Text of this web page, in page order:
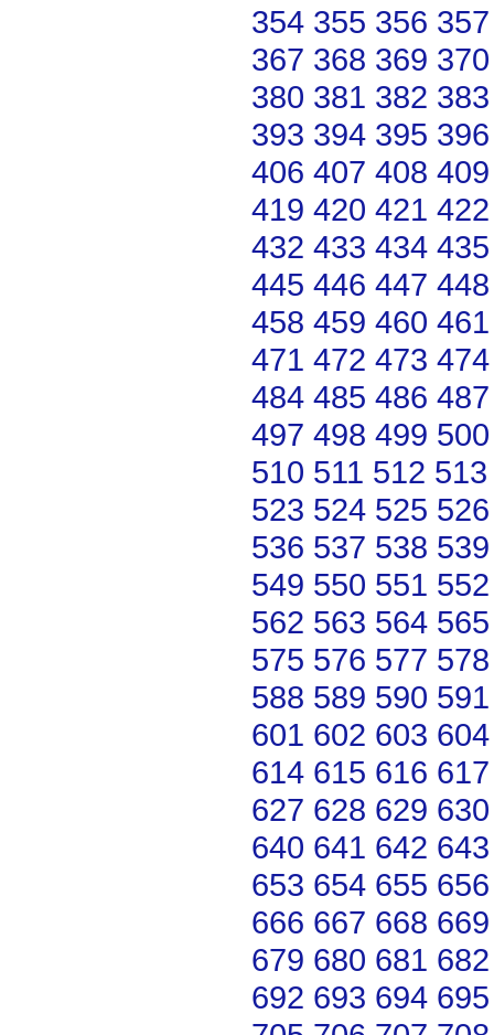
354 355 356 357
367 368 369 370
380 381 382 383
393 394 395 396
406 407 408 409
419 420 421 422
432 433 434 435
445 446 447 448
458 459 460 461
471 472 473 474
484 485 486 487
497 498 499 500
510 511 512 513
523 524 525 526
536 537 538 539
549 550 551 552
562 563 564 565
575 576 577 578
588 589 590 591
601 602 603 604
614 615 616 617
627 628 629 630
640 641 642 643
653 654 655 656
666 667 668 669
679 680 681 682
692 693 694 695